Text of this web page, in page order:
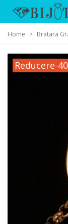
Home > Bratara
Reducere-